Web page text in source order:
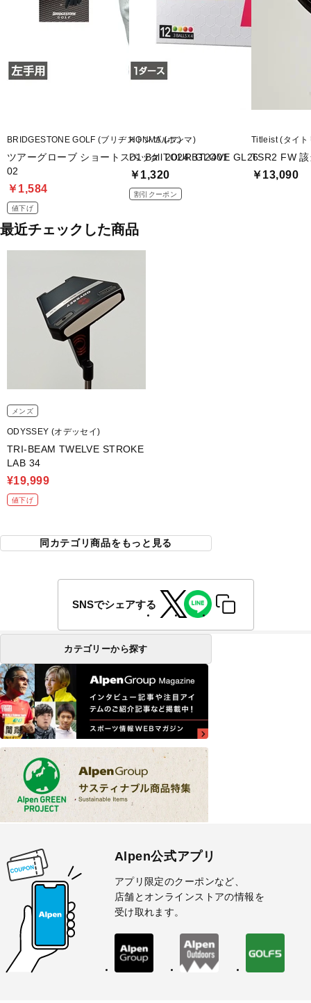
BRIDGESTONE GOLF (ブリヂストンゴルフ)
ツアーグローブ ショートスペック TOUR GLOVE GL26
02
￥1,584
値下げ
HONMA (ホンマ)
D1 Ball 2024 BT2401
￥1,320
割引クーポン
Titleist (タイト
TSR2 FW 該
￥13,090
最近チェックした商品
メンズ
ODYSSEY (オデッセイ)
TRI-BEAM TWELVE STROKE
LAB 34
¥19,999
値下げ
同カテゴリ商品をもっと見る
SNSでシェアする
カテゴリーから探す
Alpen公式アプリ
アプリ限定のクーポンなど、
店舗とオンラインストアの情報を
受け取れます。